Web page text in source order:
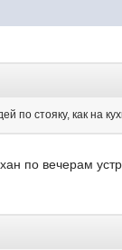
стояку, как на
по вечерам